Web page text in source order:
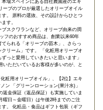
場スペインにある自社農園産のエキ
ーブのプロが厳選したオリーブオイル
。 原料の選抜、その設計からひとつ
す。
スクワランなど、オリーブ由来の潤
フのおすすめ商品は、創業以来60年
てられる「オリーブの苗木 」、さらっ
リーム 」です。 「化粧用オリーブオ
っと愛用していきたいと思います」
いただいているお客様が多いのが、と
化粧用オリーブオイル 」、【2位】
エキ
ン 「グリーンローション(果汁水)」
返金保証（返品保証）
も実施していま
曜日～金曜日）は午後2時までのご注
。 化粧品・食品はギフト包装（ギフ